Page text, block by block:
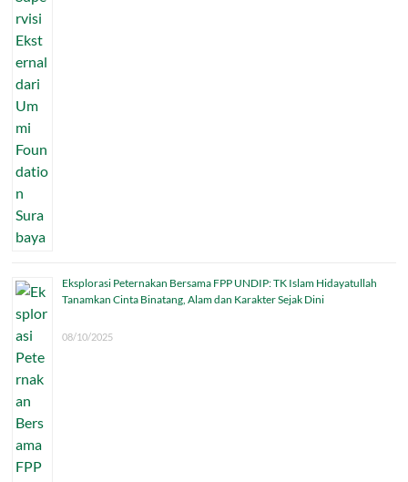
Eksplorasi Peternakan Bersama FPP UNDIP: TK Islam Hidayatullah
Tanamkan Cinta Binatang, Alam dan Karakter Sejak Dini
08/10/2025